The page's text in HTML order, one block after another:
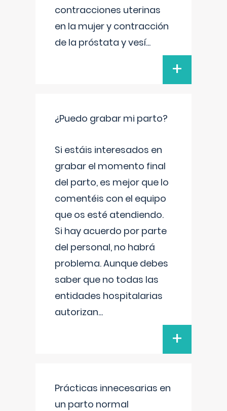
contracciones uterinas
en la mujer y contracción
de la próstata y vesí...
+
¿Puedo grabar mi parto?
Si estáis interesados en
grabar el momento final
del parto, es mejor que lo
comentéis con el equipo
que os esté atendiendo.
Si hay acuerdo por parte
del personal, no habrá
problema. Aunque debes
saber que no todas las
entidades hospitalarias
autorizan...
+
Prácticas innecesarias en
un parto normal